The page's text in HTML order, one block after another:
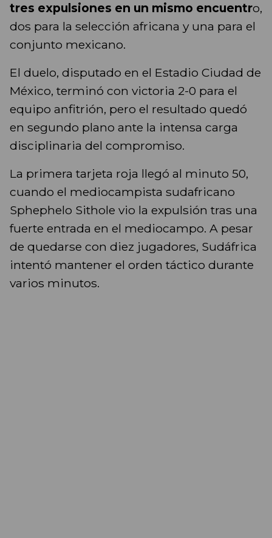
tres expulsiones en un mismo encuentro,
dos para la selección africana y una para el
conjunto mexicano.
El duelo, disputado en el Estadio Ciudad de
México, terminó con victoria 2-0 para el
equipo anfitrión, pero el resultado quedó
en segundo plano ante la intensa carga
disciplinaria del compromiso.
La primera tarjeta roja llegó al minuto 50,
cuando el mediocampista sudafricano
Sphephelo Sithole vio la expulsión tras una
fuerte entrada en el mediocampo. A pesar
de quedarse con diez jugadores, Sudáfrica
intentó mantener el orden táctico durante
varios minutos.